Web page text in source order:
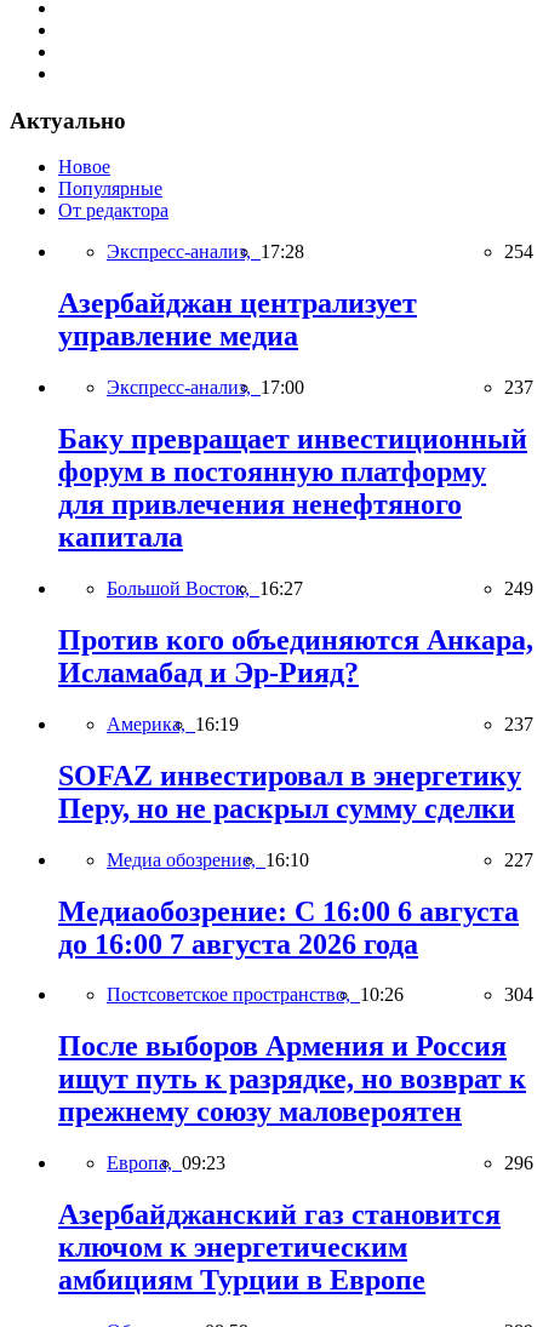
Актуально
Новое
Популярные
От редактора
Экспресс-анализ, 17:28 254
Азербайджан централизует
управление медиа
Экспресс-анализ, 17:00 237
Баку превращает инвестиционный
форум в постоянную платформу
для привлечения ненефтяного
капитала
Большой Восток, 16:27 249
Против кого объединяются Анкара,
Исламабад и Эр-Рияд?
Америка, 16:19 237
SOFAZ инвестировал в энергетику
Перу, но не раскрыл сумму сделки
Медиа обозрение, 16:10 227
Медиаобозрение: С 16:00 6 августа
до 16:00 7 августа 2026 года
Постсоветское пространство, 10:26 304
После выборов Армения и Россия
ищут путь к разрядке, но возврат к
прежнему союзу маловероятен
Европа, 09:23 296
Азербайджанский газ становится
ключом к энергетическим
амбициям Турции в Европе